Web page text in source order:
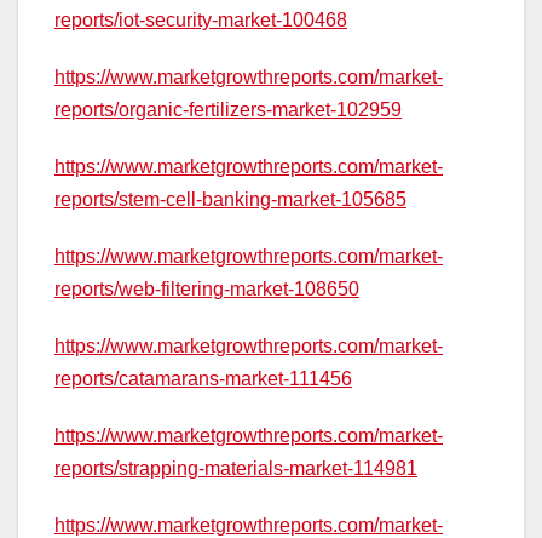
reports/iot-security-market-100468
https://www.marketgrowthreports.com/market-
reports/organic-fertilizers-market-102959
https://www.marketgrowthreports.com/market-
reports/stem-cell-banking-market-105685
https://www.marketgrowthreports.com/market-
reports/web-filtering-market-108650
https://www.marketgrowthreports.com/market-
reports/catamarans-market-111456
https://www.marketgrowthreports.com/market-
reports/strapping-materials-market-114981
https://www.marketgrowthreports.com/market-